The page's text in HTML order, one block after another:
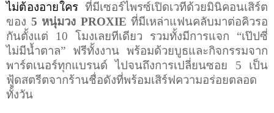
ไม่ต้องอายใคร ที่มีเซอร์ไพรซ์เปิดเวทีด้วยมินิคอนเสิร์ต
ของ 5 หนุ่มวง PROXIE ที่มีเหล่าแฟนคลับมาต่อคิวรอ
กันตั้งแต่ 10 โมงเลยทีเดียว รวมทั้งมีการแจก “เป๊ปซี่
ไม่มีน้ำตาล” ฟรีทั้งงาน พร้อมด้วยบูธและกิจกรรมจาก
พาร์ตเนอร์ทุกแบรนด์ ไปจนถึงการเปลี่ยนซอย 5 เป็น
ฟู้ดสตรีตจากร้านชื่อดังที่พร้อมเสิร์ฟความอร่อยตลอด
ทั้งวัน